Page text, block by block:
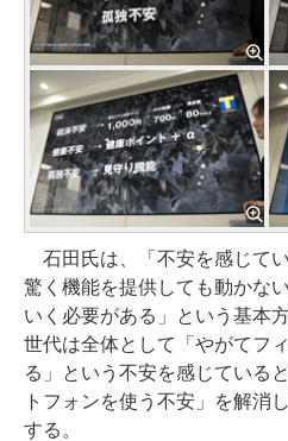
石田氏は、「不安を感じて
驚く機能を提供しても動かな
いく必要がある」という基本
世代は全体として「やがてフ
る」という不安を感じている
トフォンを使う不安」を解消
する。